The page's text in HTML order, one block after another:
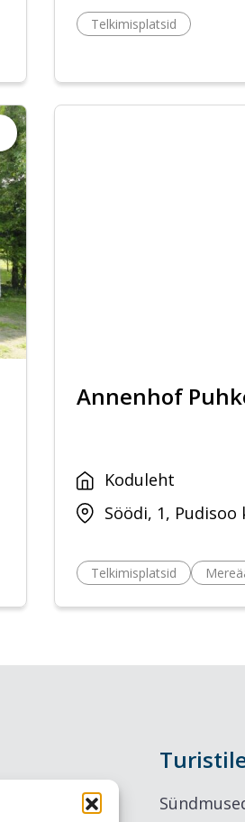
Telkimisplatsid
Annenhof
Koduleht
Söödi, 1, Pudisoo
Telkimisplatsid